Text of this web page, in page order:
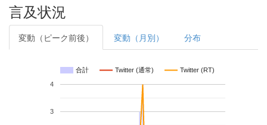
言及状況
変動（ピーク前後） 変動（月別） 分布
合計 Twitter (通常) Twitter (RT)
3
4